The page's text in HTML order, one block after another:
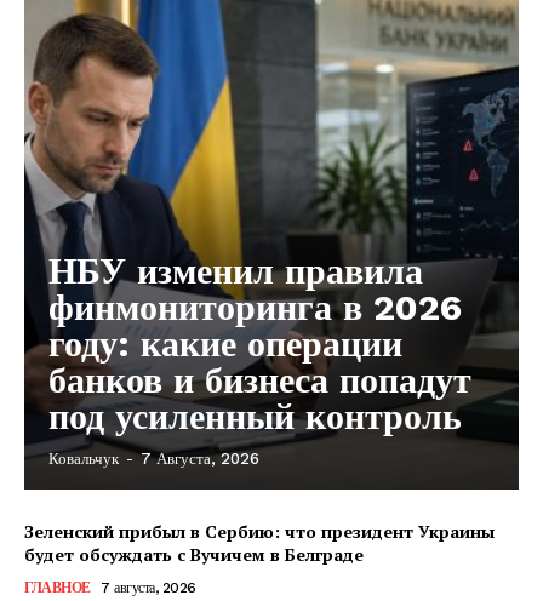
НБУ изменил правила
финмониторинга в 2026
году: какие операции
банков и бизнеса попадут
под усиленный контроль
Ковальчук - 7 Августа, 2026
Зеленский прибыл в Сербию: что президент Украины
будет обсуждать с Вучичем в Белграде
ГЛАВНОЕ 7 августа, 2026